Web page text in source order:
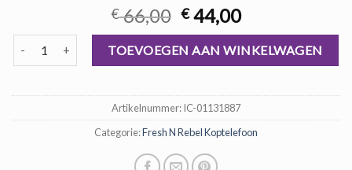
€66,00 Oorspronkelijke
prijs
was:
€ 66,00.
€44,00Huidige
prijs
is:
€ 44,00.
fresh n rebel koptelefoon aantalTOEVOEGEN AAN WINKELWAGEN
Artikelnummer:IC-01131887
Categorie:Fresh N Rebel Koptelefoon